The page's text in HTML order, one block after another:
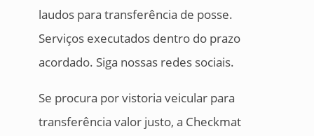
laudos para transferência de posse.
Serviços executados dentro do prazo
acordado. Siga nossas redes sociais.
Se procura por vistoria veicular para
transferência valor justo, a Checkmat